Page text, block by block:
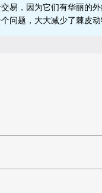
易，因为它们有华丽的
问题，大大减少了棘皮